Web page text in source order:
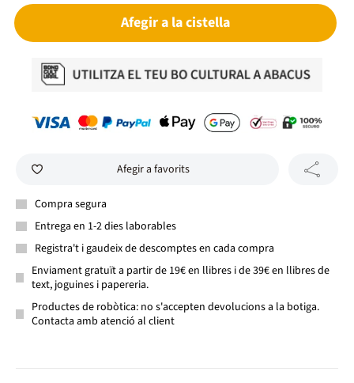
Afegir a la cistella
Afegir a favorits
Compra segura
Entrega en 1-2 dies laborables
Registra't i gaudeix de descomptes en cada compra
Enviament gratuït a partir de 19€ en llibres i de 39€ en llibres de
text, joguines i papereria.
Productes de robòtica: no s'accepten devolucions a la botiga.
Contacta amb atenció al client